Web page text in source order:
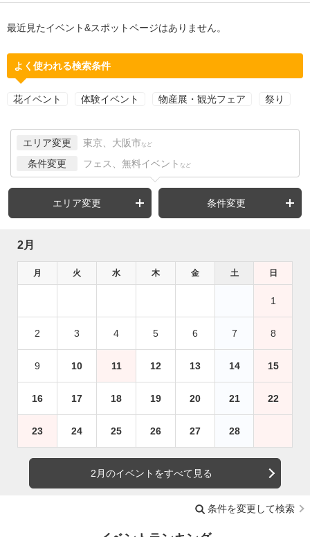
最近見たイベント&スポットページはありません。
よく使われる検索条件
花イベント 体験イベント 物産展・観光フェア 祭り
エリア変更 東京、大阪市 など
条件変更 フェス、無料イベント など
エリア変更 条件変更
2月
月 火 水 木 金 土 日
1
2 3 4 5 6 7 8
9 10 11 12 13 14 15
16 17 18 19 20 21 22
23 24 25 26 27 28
2月のイベントをすべて見る
条件を変更して検索